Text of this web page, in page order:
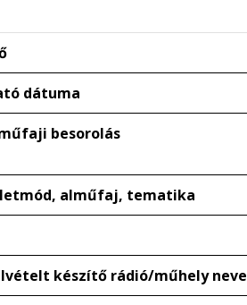
dátuma
besorolás
alműfaj, tematika
készítő rádió/műhely neve